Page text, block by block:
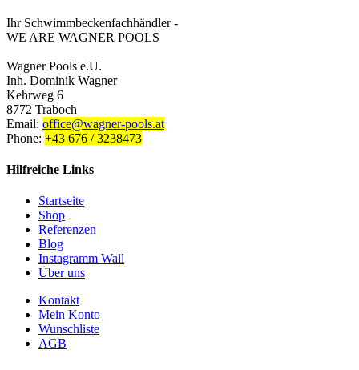
Ihr Schwimmbeckenfachhändler -
WE ARE WAGNER POOLS
Wagner Pools e.U.
Inh. Dominik Wagner
Kehrweg 6
8772 Traboch
Email: office@wagner-pools.at
Phone: +43 676 / 3238473
Hilfreiche Links
Startseite
Shop
Referenzen
Blog
Instagramm Wall
Über uns
Kontakt
Mein Konto
Wunschliste
AGB